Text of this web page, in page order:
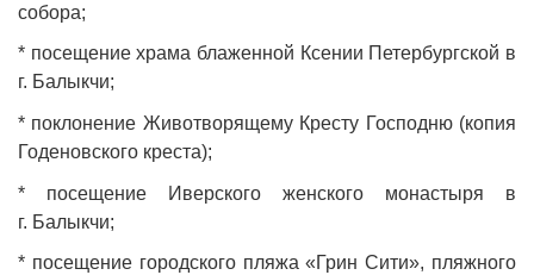
собора;
* посещение храма блаженной Ксении Петербургской в
г. Балыкчи;
* поклонение Животворящему Кресту Господню (копия
Годеновского креста);
* посещение Иверского женского монастыря в
г. Балыкчи;
* посещение городского пляжа «Грин Сити», пляжного